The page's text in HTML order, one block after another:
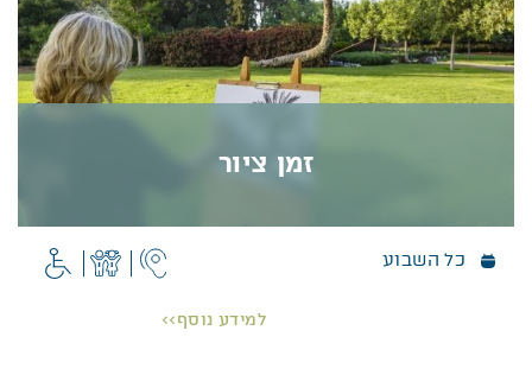
זמן ציור
של היום, כשהוורדים הצבעוניים פורחים במלוא עוזם,
כל השבוע
למידע נוסף>>